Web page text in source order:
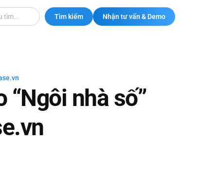
Tìm kiếm Nhận tư vấn & Demo
“Ngôi nhà số”